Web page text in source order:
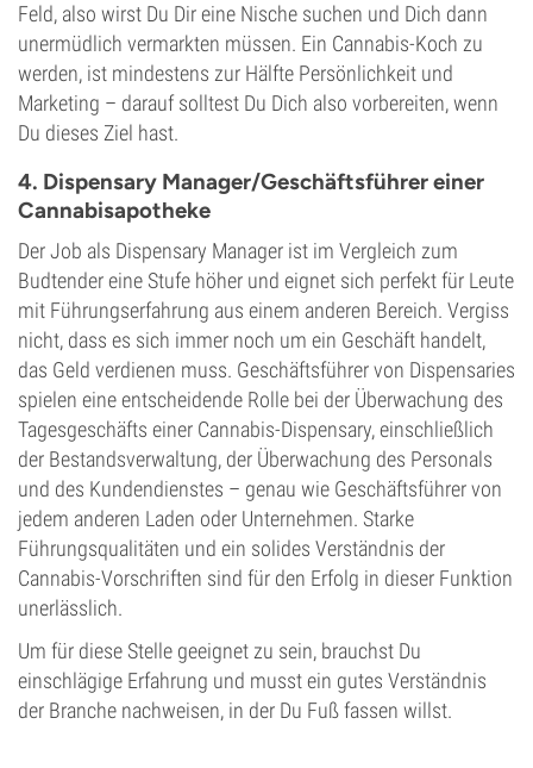
Feld, also wirst Du Dir eine Nische suchen und Dich dann
unermüdlich vermarkten müssen. Ein Cannabis-Koch zu
werden, ist mindestens zur Hälfte Persönlichkeit und
Marketing – darauf solltest Du Dich also vorbereiten, wenn
Du dieses Ziel hast.
4. Dispensary Manager/Geschäftsführer einer
Cannabisapotheke
Der Job als Dispensary Manager ist im Vergleich zum
Budtender eine Stufe höher und eignet sich perfekt für Leute
mit Führungserfahrung aus einem anderen Bereich. Vergiss
nicht, dass es sich immer noch um ein Geschäft handelt,
das Geld verdienen muss. Geschäftsführer von Dispensaries
spielen eine entscheidende Rolle bei der Überwachung des
Tagesgeschäfts einer Cannabis-Dispensary, einschließlich
der Bestandsverwaltung, der Überwachung des Personals
und des Kundendienstes – genau wie Geschäftsführer von
jedem anderen Laden oder Unternehmen. Starke
Führungsqualitäten und ein solides Verständnis der
Cannabis-Vorschriften sind für den Erfolg in dieser Funktion
unerlässlich.
Um für diese Stelle geeignet zu sein, brauchst Du
einschlägige Erfahrung und musst ein gutes Verständnis
der Branche nachweisen, in der Du Fuß fassen willst.